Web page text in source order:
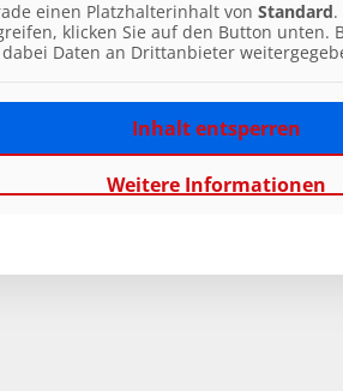
einen Platzhalterinhalt von Standard
klicken Sie auf den Button unten.
dabei Daten an Drittanbieter
Inhalt entsperren
Weitere Informationen